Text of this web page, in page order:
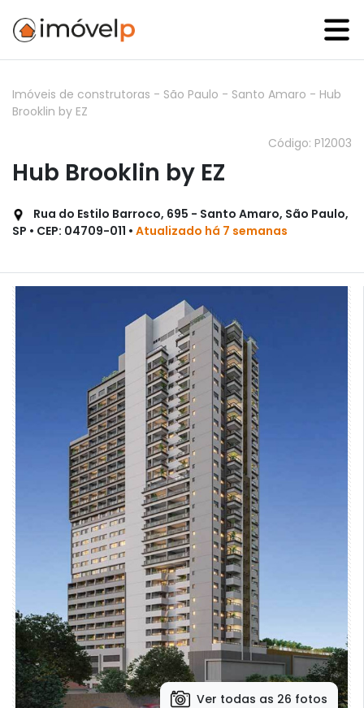
Imóveis de construtoras - São Paulo - Santo Amaro - Hub
Brooklin by EZ
Código: P12003
Hub Brooklin by EZ
Rua do Estilo Barroco, 695 - Santo Amaro, São Paulo,
SP • CEP: 04709-011 • Atualizado há 7 semanas
Ver todas as 26 fotos